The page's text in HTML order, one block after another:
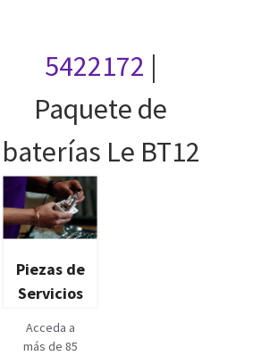
5422172 |
Paquete de
baterías Le BT12
Piezas de
Servicios
Acceda a
más de 85